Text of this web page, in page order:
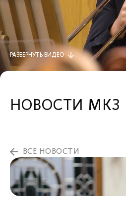
РАЗВЕРНУТЬ ВИДЕО
НОВОСТИ МКЗ
ВСЕ НОВОСТИ